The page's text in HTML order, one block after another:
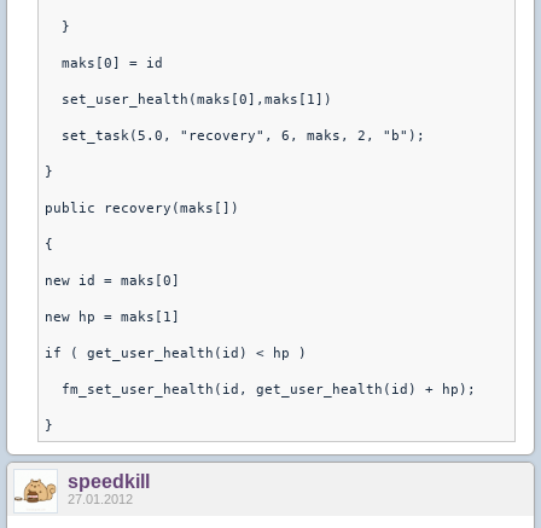
  }
  maks[0] = id
  set_user_health(maks[0],maks[1])
  set_task(5.0, "recovery", 6, maks, 2, "b");
}
public recovery(maks[])
{
new id = maks[0]
new hp = maks[1]
if ( get_user_health(id) < hp )
  fm_set_user_health(id, get_user_health(id) + hp);
speedkill
27.01.2012